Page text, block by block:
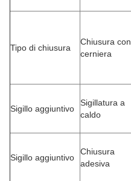
Tipo di chiusura
Chiusura con
cerniera
Sigillo aggiuntivo
Sigillatura a
caldo
Sigillo aggiuntivo
Chiusura
adesiva